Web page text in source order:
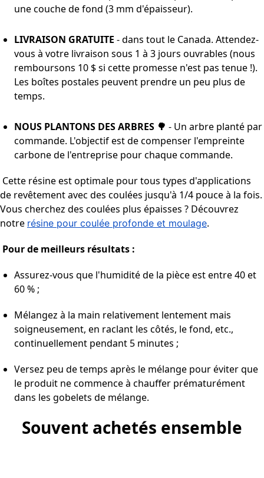
une couche de fond (3 mm d'épaisseur).
LIVRAISON GRATUITE - dans tout le Canada. Attendez-
vous à votre livraison sous 1 à 3 jours ouvrables (nous
remboursons 10 $ si cette promesse n'est pas tenue !).
Les boîtes postales peuvent prendre un peu plus de
temps.
NOUS PLANTONS DES ARBRES 🌳 - Un arbre planté par
commande. L'objectif est de compenser l'empreinte
carbone de l'entreprise pour chaque commande.
Cette résine est optimale pour tous types d'applications
de revêtement avec des coulées jusqu'à 1/4 pouce à la fois.
Vous cherchez des coulées plus épaisses ? Découvrez
notre résine pour coulée profonde et moulage.
Pour de meilleurs résultats :
Assurez-vous que l'humidité de la pièce est entre 40 et
60 % ;
Mélangez à la main relativement lentement mais
soigneusement, en raclant les côtés, le fond, etc.,
continuellement pendant 5 minutes ;
Versez peu de temps après le mélange pour éviter que
le produit ne commence à chauffer prématurément
dans les gobelets de mélange.
Souvent achetés ensemble